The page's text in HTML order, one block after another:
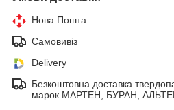
Нова Пошта
Самовивіз
Delivery
Безкоштовна доставка
марок МАРТЕН, БУРАН,